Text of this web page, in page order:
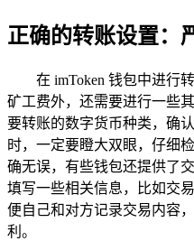
正确的转账设置：
在 imToken 钱包中进行
矿工费外，还需要进行一些
要转账的数字货币种类，确
时，一定要瞪大双眼，仔细
确无误，有些钱包还提供了
填写一些相关信息，比如交
便自己和对方记录交易内容
利。